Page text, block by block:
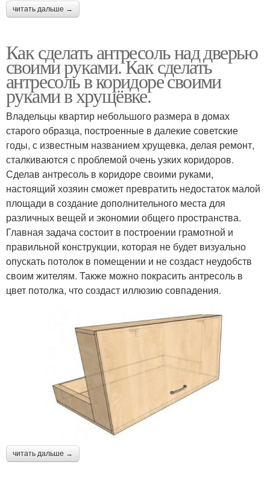
читать дальше →
Как сделать антресоль над дверью
своими руками. Как сделать
антресоль в коридоре своими
руками в хрущёвке.
Владельцы квартир небольшого размера в домах
старого образца, построенные в далекие советские
годы, с известным названием хрущевка, делая ремонт,
сталкиваются с проблемой очень узких коридоров.
Сделав антресоль в коридоре своими руками,
настоящий хозяин сможет превратить недостаток малой
площади в создание дополнительного места для
различных вещей и экономии общего пространства.
Главная задача состоит в построении грамотной и
правильной конструкции, которая не будет визуально
опускать потолок в помещении и не создаст неудобств
своим жителям. Также можно покрасить антресоль в
цвет потолка, что создаст иллюзию совпадения.
читать дальше →